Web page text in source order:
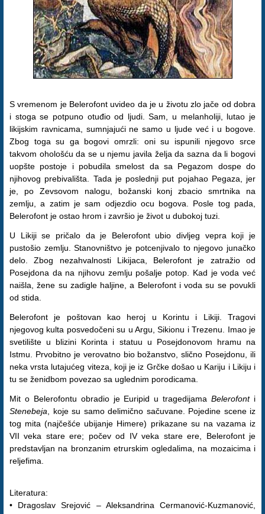
S vremenom je Belerofont uvideo da je u životu zlo jače od dobra
i stoga se potpuno otuđio od ljudi. Sam, u melanholiji, lutao je
likijskim ravnicama, sumnjajući ne samo u ljude već i u bogove.
Zbog toga su ga bogovi omrzli: oni su ispunili njegovo srce
takvom ohološću da se u njemu javila želja da sazna da li bogovi
uopšte postoje i pobudila smelost da sa Pegazom dospe do
njihovog prebivališta. Tada je poslednji put pojahao Pegaza, jer
je, po Zevsovom nalogu, božanski konj zbacio smrtnika na
zemlju, a zatim je sam odjezdio ocu bogova. Posle tog pada,
Belerofont je ostao hrom i završio je život u dubokoj tuzi.
U Likiji se pričalo da je Belerofont ubio divljeg vepra koji je
pustošio zemlju. Stanovništvo je potcenjivalo to njegovo junačko
delo. Zbog nezahvalnosti Likijaca, Belerofont je zatražio od
Posejdona da na njihovu zemlju pošalje potop. Kad je voda već
naišla, žene su zadigle haljine, a Belerofont i voda su se povukli
od stida.
Belerofont je poštovan kao heroj u Korintu i Likiji. Tragovi
njegovog kulta posvedočeni su u Argu, Sikionu i Trezenu. Imao je
svetilište u blizini Korinta i statuu u Posejdonovom hramu na
Istmu. Prvobitno je verovatno bio božanstvo, slično Posejdonu, ili
neka vrsta lutajućeg viteza, koji je iz Grčke došao u Kariju i Likiju i
tu se ženidbom povezao sa uglednim porodicama.
Mit o Belerofontu obradio je Euripid u tragedijamaBelerofonti
Stenebeja , koje su samo delimično sačuvane. Pojedine scene iz
tog mita (najčešće ubijanje Himere) prikazane su na vazama iz
VII veka stare ere; počev od IV veka stare ere, Belerofont je
predstavljan na bronzanim etrurskim ogledalima, na mozaicima i
reljefima.
Literatura:
• Dragoslav Srejović – Aleksandrina Cermanović-Kuzmanović,